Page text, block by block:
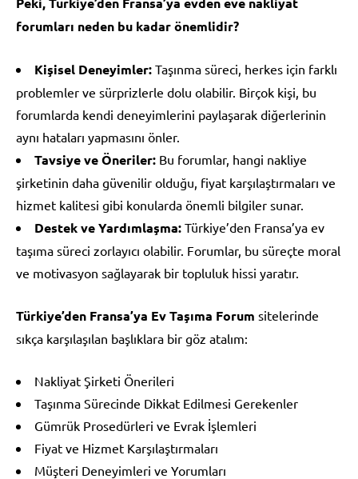
forumları neden bu kadar önemlidir?
Kişisel Deneyimler: Taşınma süreci, herkes için farklı
problemler ve sürprizlerle dolu olabilir. Birçok kişi, bu
forumlarda kendi deneyimlerini paylaşarak diğerlerinin
aynı hataları yapmasını önler.
Tavsiye ve Öneriler: Bu forumlar, hangi nakliye
şirketinin daha güvenilir olduğu, fiyat karşılaştırmaları ve
hizmet kalitesi gibi konularda önemli bilgiler sunar.
Destek ve Yardımlaşma: Türkiye’den Fransa’ya ev
taşıma süreci zorlayıcı olabilir. Forumlar, bu süreçte moral
ve motivasyon sağlayarak bir topluluk hissi yaratır.
Türkiye’den Fransa’ya Ev Taşıma Forum sitelerinde
sıkça karşılaşılan başlıklara bir göz atalım:
Nakliyat Şirketi Önerileri
Taşınma Sürecinde Dikkat Edilmesi Gerekenler
Gümrük Prosedürleri ve Evrak İşlemleri
Fiyat ve Hizmet Karşılaştırmaları
Müşteri Deneyimleri ve Yorumları